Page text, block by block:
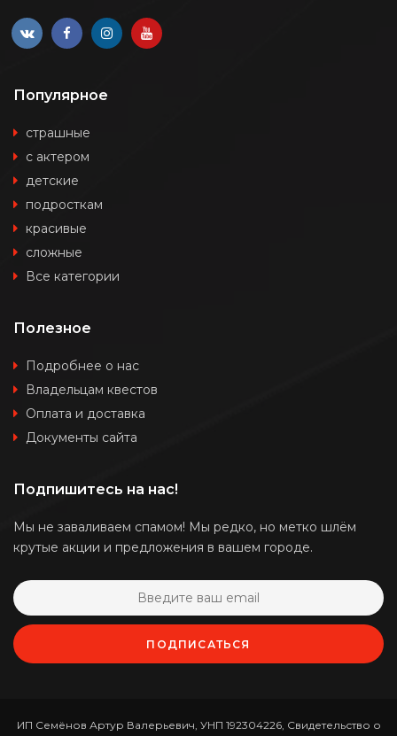
Популярное
страшные
с актером
детские
подросткам
красивые
сложные
Все категории
Полезное
Подробнее о нас
Владельцам квестов
Оплата и доставка
Документы сайта
Подпишитесь на нас!
Мы не заваливаем спамом! Мы редко, но метко шлём
крутые акции и предложения в вашем городе.
ПОДПИСАТЬСЯ
ИП Семёнов Артур Валерьевич, УНП 192304226, Свидетельство о